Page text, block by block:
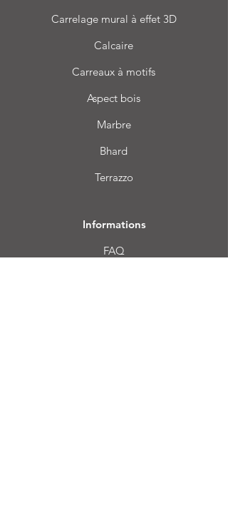
Carrelage mural à effet 3D
Calcaire
Carreaux à motifs
Aspect bois
Marbre
Bhard
Terrazzo
Informations
FAQ